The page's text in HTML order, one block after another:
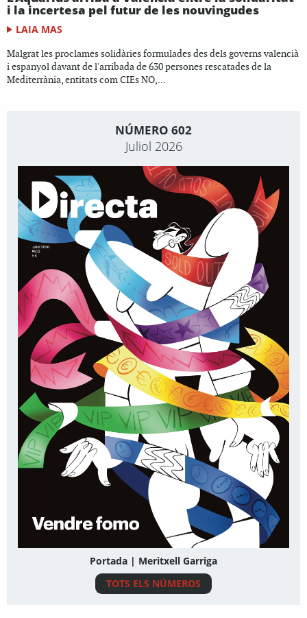
i la incertesa pel futur de les nouvingudes
LAIA MAS
Malgrat les proclames solidàries formulades des dels governs valencià
i espanyol davant de l'arribada de 630 persones rescatades de la
Mediterrània, entitats com CIEs NO,...
NÚMERO 602
Juliol 2026
Portada | Meritxell Garriga
TOTS ELS NÚMEROS